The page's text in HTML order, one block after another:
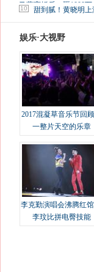
马蓉离婚后，砸1000
10 甜到腻！黄晓明
娱乐·大视野
2017混凝草音乐节回顾
一整片天空的乐章
李克勤演唱会沸腾红
李玟比拼电臀技能